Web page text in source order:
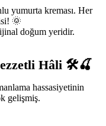
yumurta kreması. Her
🌞
doğum yeridir.
Hâli 🛠🍒
hassasiyetinin
gelişmiş.